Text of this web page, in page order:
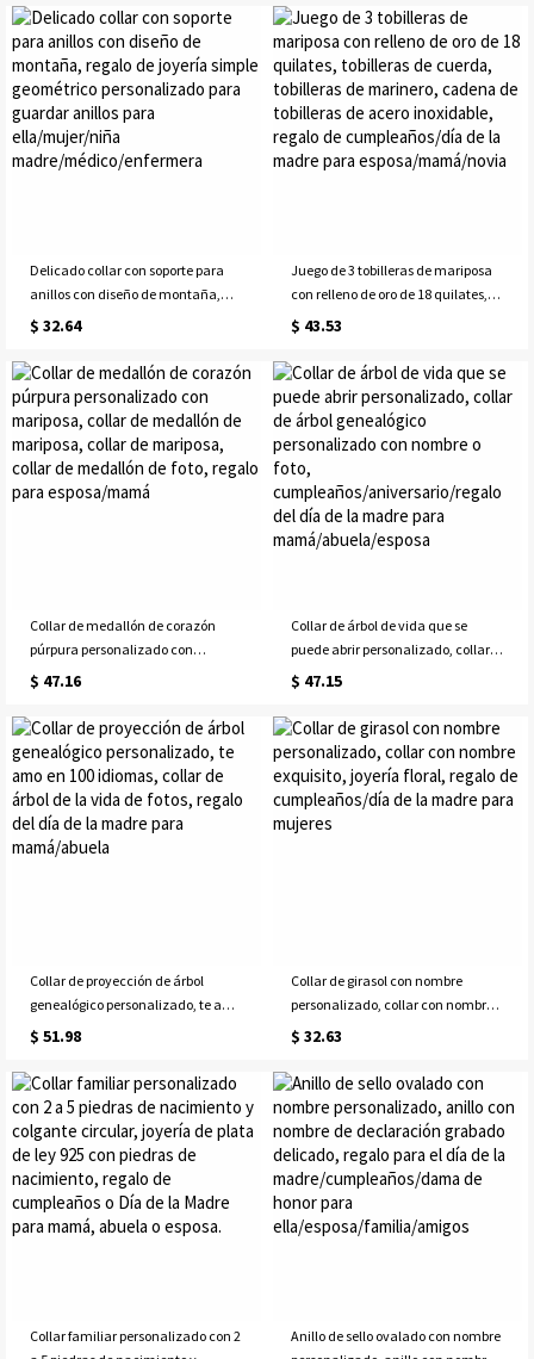
novia/esposa/madre
Delicado collar con soporte para
anillos con diseño de montaña,
regalo de joyería simple
guardar anillos para
ella/mujer/niña
madre/médico/enfermera
$ 32.64
Juego de 3 tobilleras de mariposa
con relleno de oro de 18 quilates,
tobilleras de cuerda, tobilleras de
acero inoxidable, regalo de
cumpleaños/día de la madre para
esposa/mamá/novia
$ 43.53
Collar de medallón de corazón
púrpura personalizado con
mariposa, collar de medallón de
collar de medallón de foto, regalo
para esposa/mamá
$ 47.16
Collar de árbol de vida que se
puede abrir personalizado, collar
de árbol genealógico
cumpleaños/aniversario/regalo
del día de la madre para
mamá/abuela/esposa
$ 47.15
Collar de proyección de árbol
genealógico personalizado, te amo
en 100 idiomas, collar de árbol de
madre para mamá/abuela
$ 51.98
Collar de girasol con nombre
personalizado, collar con nombre
exquisito, joyería floral, regalo de
mujeres
$ 32.63
Collar familiar personalizado con 2
Anillo de sello ovalado con nombre